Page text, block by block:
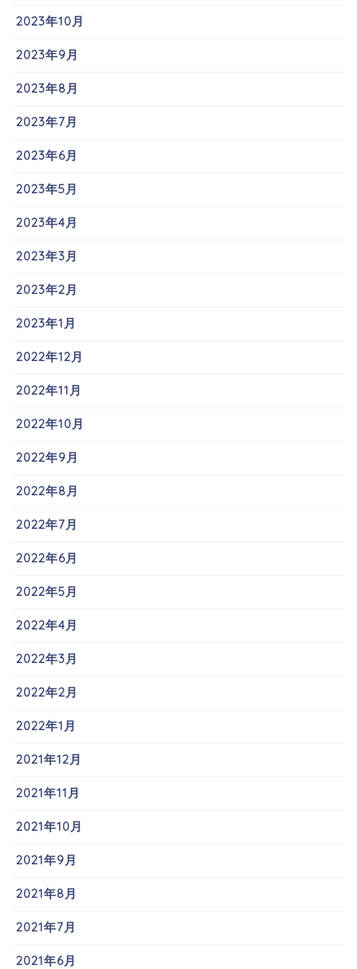
2023年10月
2023年9月
2023年8月
2023年7月
2023年6月
2023年5月
2023年4月
2023年3月
2023年2月
2023年1月
2022年12月
2022年11月
2022年10月
2022年9月
2022年8月
2022年7月
2022年6月
2022年5月
2022年4月
2022年3月
2022年2月
2022年1月
2021年12月
2021年11月
2021年10月
2021年9月
2021年8月
2021年7月
2021年6月